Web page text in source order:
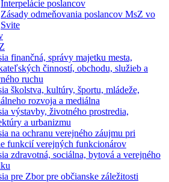
Interpelácie poslancov
Zásady odmeňovania poslancov MsZ vo
Svite
finančná, správy majetku mesta,
činností, obchodu, služieb a
ruchu
školstva, kultúry, športu, mládeže,
rozvoja a mediálna
výstavby, životného prostredia,
a urbanizmu
na ochranu verejného záujmu pri
funkcií verejných funkcionárov
zdravotná, sociálna, bytová a verejného
pre Zbor pre občianske záležitosti